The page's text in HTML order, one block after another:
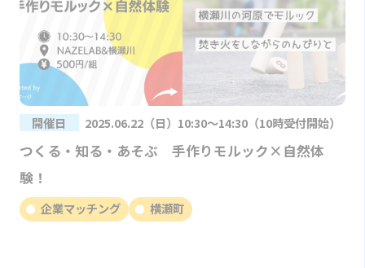
開催日 2025.06.22（日）10:30～14:30（10時受付開始）
つくる・知る・あそぶ 手作りモルック×自然体
験！
企業マッチング 横瀬町